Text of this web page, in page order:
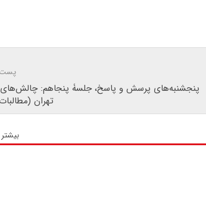
پنجشنبه‌های پرسش و پاسخ، جلسۀ پنجاهم: چالش‌های
تهران